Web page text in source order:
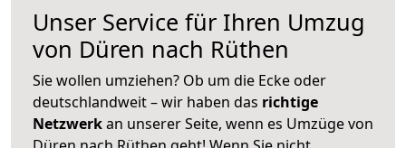
Unser Service für Ihren Umzug
von Düren nach Rüthen
Sie wollen umziehen? Ob um die Ecke oder
deutschlandweit – wir haben das richtige
Netzwerkan unserer Seite, wenn es Umzüge von